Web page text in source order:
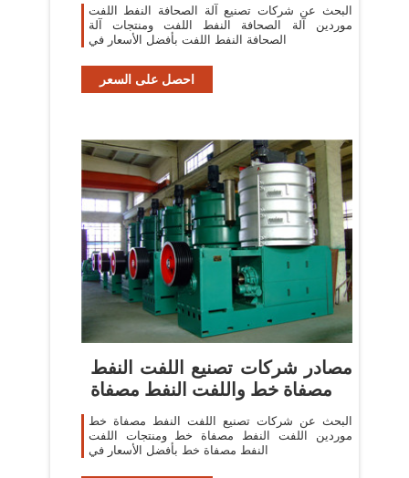
البحث عن شركات تصنيع آلة الصحافة النفط اللفت
موردين آلة الصحافة النفط اللفت ومنتجات آلة
الصحافة النفط اللفت بأفضل الأسعار في
احصل على السعر
مصادر شركات تصنيع اللفت النفط
مصفاة خط واللفت النفط مصفاة
البحث عن شركات تصنيع اللفت النفط مصفاة خط
موردين اللفت النفط مصفاة خط ومنتجات اللفت
النفط مصفاة خط بأفضل الأسعار في